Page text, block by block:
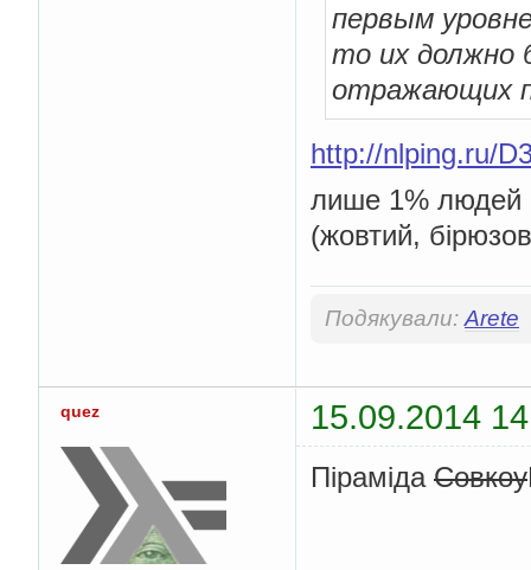
первым
то их должно
отражающих
http://nlping.ru/
лише 1% людей
(жовтий,
Подякували: Arete
quez 15.09.2014
Піраміда Совкоу